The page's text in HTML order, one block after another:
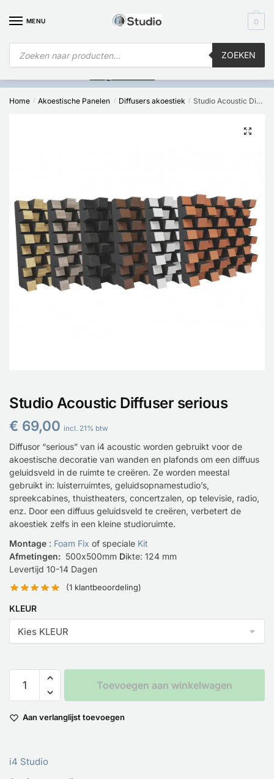
MENU
ZOEKEN
0
uw computer al over op Windows 11? Heeft u vragen stuur een
Home / Akoestische Panelen / Diffusers akoestiek / Studio Acoustic Diffuser serious
🔍
Studio Acoustic Diffuser serious
€ 69,00 incl. 21% btw
Diffusor “serious” van i4 acoustic worden gebruikt voor de
akoestische decoratie van wanden en plafonds om een diffuus
geluidsveld in de ruimte te creëren. Ze worden meestal
gebruikt in: luisterruimtes, geluidsopnamestudio’s,
spreekcabines, thuistheaters, concertzalen, op televisie, radio,
enz. Door een diffuus geluidsveld te creëren, verbetert de
akoestiek zelfs in een kleine studioruimte.
Montage : Foam Fix of speciale Kit
Afmetingen: 500х500mm Dikte: 124 mm
Levertijd 10-14 Dagen
(1 klantbeoordeling)
KLEUR
Toevoegen aan winkelwagen
Aan verlanglijst toevoegen
i4 Studio